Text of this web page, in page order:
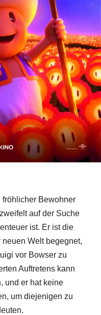
fröhlicher Bewohner
auf der Suche
ist. Er ist die
Welt begegnet,
vor Bowser zu
Auftretens kann
und er hat keine
um diejenigen zu